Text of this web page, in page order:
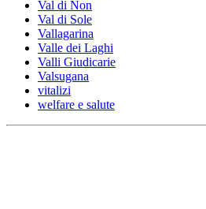
Val di Non
Val di Sole
Vallagarina
Valle dei Laghi
Valli Giudicarie
Valsugana
vitalizi
welfare e salute